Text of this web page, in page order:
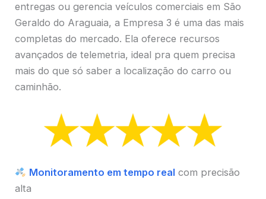
entregas ou gerencia veículos comerciais em São
Geraldo do Araguaia, a Empresa 3 é uma das mais
completas do mercado. Ela oferece recursos
avançados de telemetria, ideal pra quem precisa
mais do que só saber a localização do carro ou
caminhão.
Monitoramento em tempo realcom precisão
alta